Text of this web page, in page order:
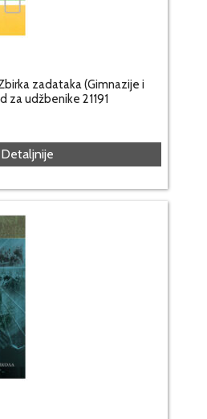
zadataka (Gimnazije i
za udžbenike 21191
Detaljnije